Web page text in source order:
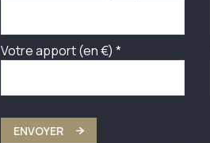
Votre apport (en €) *
ENVOYER